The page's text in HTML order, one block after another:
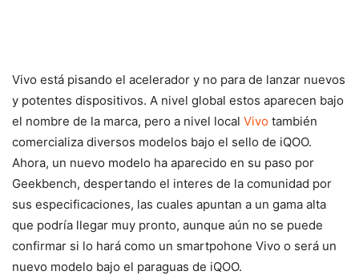
Vivo está pisando el acelerador y no para de lanzar nuevos
y potentes dispositivos. A nivel global estos aparecen bajo
el nombre de la marca, pero a nivel local Vivo también
comercializa diversos modelos bajo el sello de iQOO.
Ahora, un nuevo modelo ha aparecido en su paso por
Geekbench, despertando el interes de la comunidad por
sus especificaciones, las cuales apuntan a un gama alta
que podría llegar muy pronto, aunque aún no se puede
confirmar si lo hará como un smartpohone Vivo o será un
nuevo modelo bajo el paraguas de iQOO.